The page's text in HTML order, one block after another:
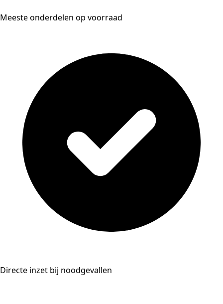
Meeste onderdelen op voorraad
Directe inzet bij noodgevallen